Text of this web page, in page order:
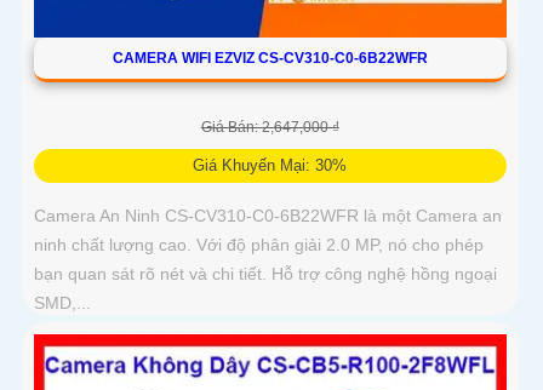
CAMERA WIFI EZVIZ CS-CV310-C0-6B22WFR
Giá Bán: 2,647,000 ₫
Giá Khuyến Mại: 30%
Camera An Ninh CS-CV310-C0-6B22WFR là một Camera an
ninh chất lượng cao. Với độ phân giải 2.0 MP, nó cho phép
bạn quan sát rõ nét và chi tiết. Hỗ trợ công nghệ hồng ngoại
SMD,...